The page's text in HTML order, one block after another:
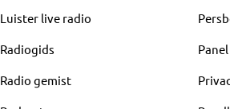
Luister live radio
Radiogids
Radio gemist
Panel